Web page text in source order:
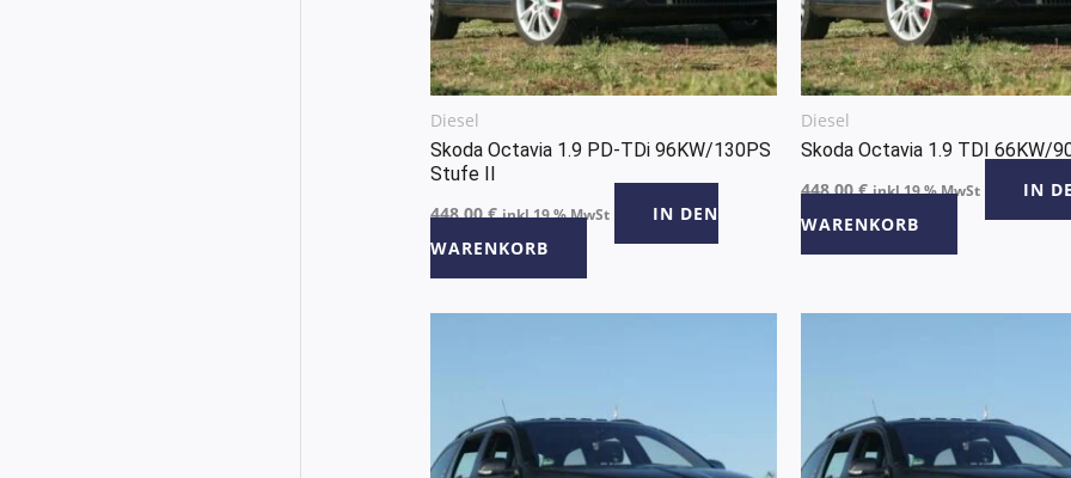
Diesel
Skoda Octavia 1.9 PD-TDi 96KW/130PS
Stufe II
448,00€ inkl 19 % MwSt
IN DEN
WARENKORB
Diesel
Skoda Octavia 1.9 TDI 66KW/
448,00€ inkl 19 % MwSt
IN
WARENKORB